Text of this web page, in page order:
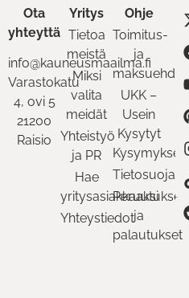
Ota
yhteyttä
info@kauneusmaailma.fi
Varastokatu
4, ovi 5
21200
Raisio
Yritys
Tietoa
meistä
Miksi
valita
meidät
Yhteistyö
ja PR
Hae
yritysasiakkaaksi
Yhteystiedot
Ohje
Toimitus-
ja
maksuehdot
UKK –
Usein
Kysytyt
Kysymykset
Peruutukset
ja
palautukset